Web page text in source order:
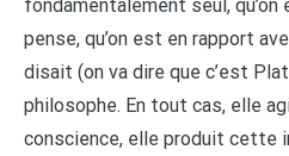
fondamentalement seul, qu’on
pense, qu’on est en rapport
disait (on va dire que c’est
philosophe. En tout cas, elle
conscience, elle produit cette